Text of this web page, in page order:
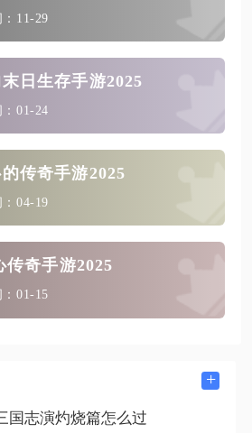
11-29
日生存手游2025
01-24
传奇手游2025
04-19
传奇手游2025
01-15
+
国志演灼烧篇怎么过